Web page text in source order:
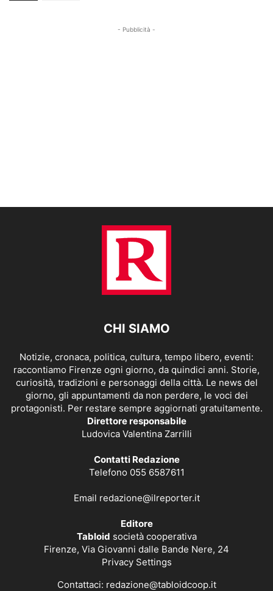
- Pubblicità -
CHI SIAMO
Notizie, cronaca, politica, cultura, tempo libero, eventi:
raccontiamo Firenze ogni giorno, da quindici anni. Storie,
curiosità, tradizioni e personaggi della città. Le news del
giorno, gli appuntamenti da non perdere, le voci dei
protagonisti. Per restare sempre aggiornati gratuitamente.
Direttore responsabile
Ludovica Valentina Zarrilli
Contatti Redazione
Telefono 055 6587611
Email redazione@ilreporter.it
Editore
Tabloid società cooperativa
Firenze, Via Giovanni dalle Bande Nere, 24
Privacy Settings
Contattaci: redazione@tabloidcoop.it